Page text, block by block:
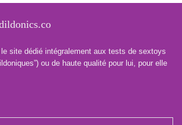
site dédié intégralement aux tests de sextoys
ou de haute qualité pour lui, pour elle